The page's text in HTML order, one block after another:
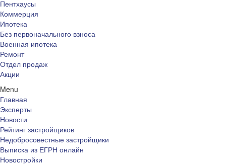
Пентхаусы
Коммерция
Ипотека
Без первоначального взноса
Военная ипотека
Ремонт
Отдел продаж
Акции
Menu
Главная
Эксперты
Новости
Рейтинг застройщиков
Недобросовестные застройщики
Выписка из ЕГРН онлайн
Новостройки